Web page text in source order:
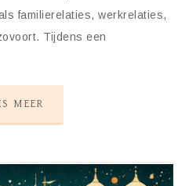
familierelaties, werkrelaties,
Tijdens een
MEER